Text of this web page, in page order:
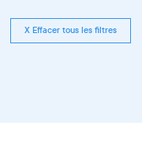
X Effacer tous les filtres